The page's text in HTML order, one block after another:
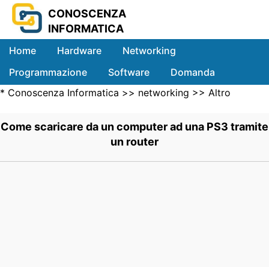
CONOSCENZA
INFORMATICA
Home Hardware
Networking
Programmazione
Software
Domanda
Sistemi
* Conoscenza Informatica >> networking >> Altro
Come scaricare da un computer ad una PS3 tramite
un router